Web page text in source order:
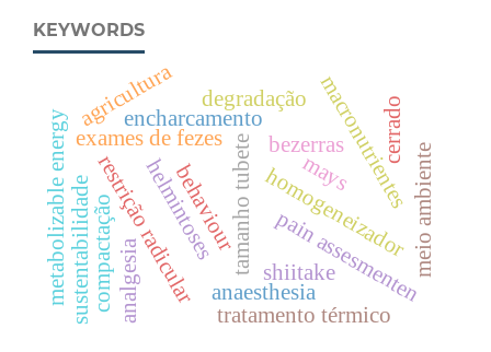
KEYWORDS
bezerras
exames de fezes
helmintoses
restrição radicular
encharcamento
tamanho tubete
anaesthesia
analgesia pain assesmenten
behaviour homogeneizador
macronutrientes
cerrado
agricultura degradação
meio ambiente
sustentabilidade tratamento térmico
metabolizable energy compactação shiitake
mays